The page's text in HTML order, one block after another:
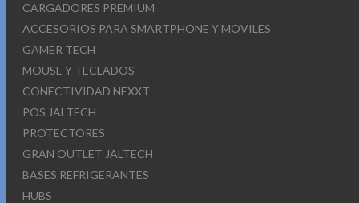
CARGADORES PREMIUM
ACCESORIOS PARA SMARTPHONE Y MOVILES
GAMER TECH
MOUSE Y TECLADOS
CONECTIVIDAD NEXXT
POS JALTECH
PROTECTORES
GRAN OUTLET JALTECH
BASES REFRIGERANTES
HUBS